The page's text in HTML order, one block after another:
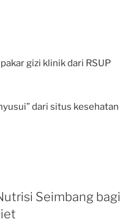
gizi klinik dari RSUP
dari situs kesehatan
Seimbang bagi